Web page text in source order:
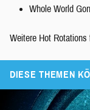
Whole World
Weitere Hot Rotations
DIESE THEMEN